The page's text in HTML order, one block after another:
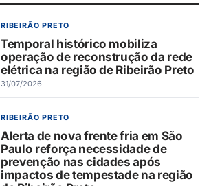
RIBEIRÃO PRETO
Temporal histórico mobiliza
operação de reconstrução da rede
elétrica na região de Ribeirão Preto
31/07/2026
RIBEIRÃO PRETO
Alerta de nova frente fria em São
Paulo reforça necessidade de
prevenção nas cidades após
impactos de tempestade na região